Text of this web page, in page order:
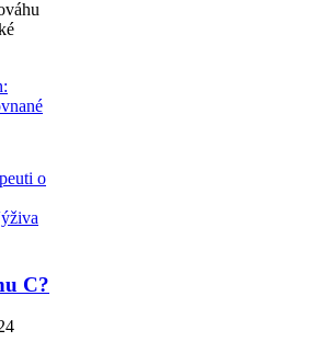
C?